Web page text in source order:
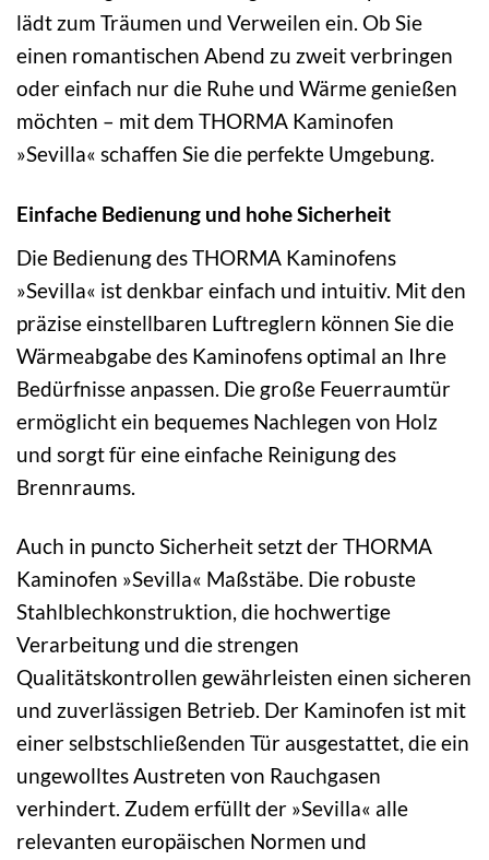
lädt zum Träumen und Verweilen ein. Ob Sie
einen romantischen Abend zu zweit verbringen
oder einfach nur die Ruhe und Wärme genießen
möchten – mit dem THORMA Kaminofen
»Sevilla« schaffen Sie die perfekte Umgebung.
Einfache Bedienung und hohe Sicherheit
Die Bedienung des THORMA Kaminofens
»Sevilla« ist denkbar einfach und intuitiv. Mit den
präzise einstellbaren Luftreglern können Sie die
Wärmeabgabe des Kaminofens optimal an Ihre
Bedürfnisse anpassen. Die große Feuerraumtür
ermöglicht ein bequemes Nachlegen von Holz
und sorgt für eine einfache Reinigung des
Brennraums.
Auch in puncto Sicherheit setzt der THORMA
Kaminofen »Sevilla« Maßstäbe. Die robuste
Stahlblechkonstruktion, die hochwertige
Verarbeitung und die strengen
Qualitätskontrollen gewährleisten einen sicheren
und zuverlässigen Betrieb. Der Kaminofen ist mit
einer selbstschließenden Tür ausgestattet, die ein
ungewolltes Austreten von Rauchgasen
verhindert. Zudem erfüllt der »Sevilla« alle
relevanten europäischen Normen und